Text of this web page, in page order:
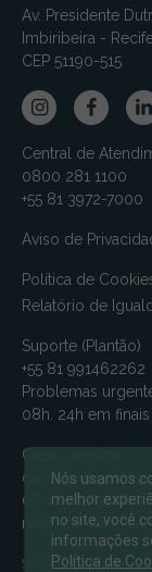
Av. Presidente
Imbiribeira -
CEP 51190-515
Central de
0800 281 1100
+55 81 3972-7000
Aviso de
Política de
Relatório de
Suporte (Plantão)
+55 81 991462262
Problemas
08h. 24h em
Canal de ética
0800-721-9588
Nós usamos
melhor
no site, você
informações
Política de